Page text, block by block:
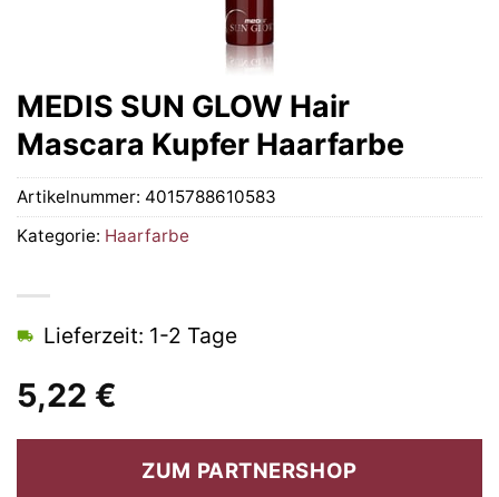
MEDIS SUN GLOW Hair
Mascara Kupfer Haarfarbe
5,22 €
Lieferzeit: 1-2 Tage
ZUM PARTNERSHOP
Artikelnummer: 4015788610583
Kategorie: Haarfarbe